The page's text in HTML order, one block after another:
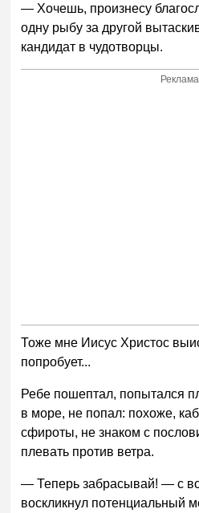
— Хочешь, произнесу
одну рыбу за другой
кандидат в чудотворцы.
Реклама
Тоже мне Иисус Христос
попробует...
Ребе пошептал, попытался
в море, не попал: похоже,
сфироты, не знаком с
плевать против ветра.
— Теперь забрасывай! — с
воскликнул потенциальный